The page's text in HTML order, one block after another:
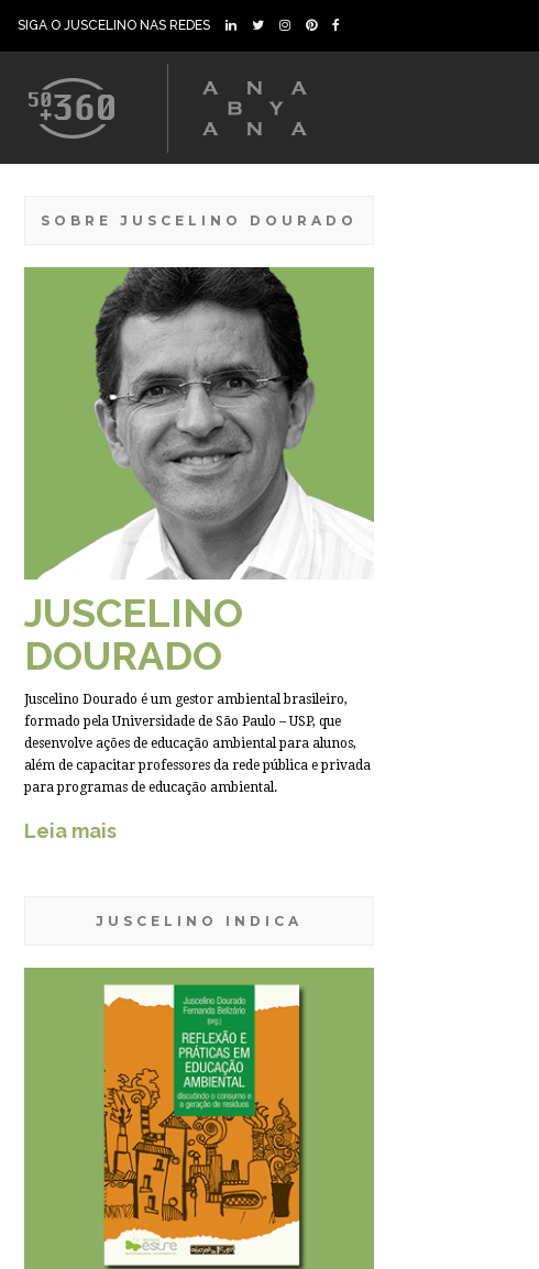
SIGA O JUSCELINO NAS REDES
SOBRE JUSCELINO DOURADO
JUSCELINO
DOURADO
Juscelino Dourado é um gestor ambiental brasileiro,
formado pela Universidade de São Paulo – USP, que
desenvolve ações de educação ambiental para alunos,
além de capacitar professores da rede pública e privada
para programas de educação ambiental.
Leia mais
JUSCELINO INDICA